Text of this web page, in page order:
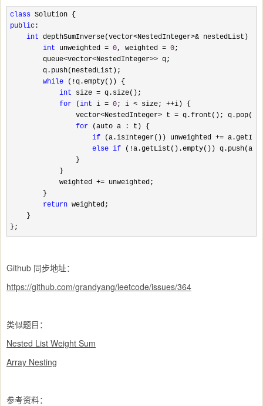
class
public :
int depthSumInverse(vector<NestedInteger>& nestedList) {
int unweighted = 0, weighted = 0;
        queue
<vector<NestedInteger>> q;
        q.push(nestedList);
while (!q.empty()) {
int size = q.size();
for (int i = 0; i < size; ++i) {
                vector
<NestedInteger> t = q.front(); q.pop();
for (auto a : t) {
if (a.isInteger()) unweighted +=
else if (!a.getList().empty())
                }
            }
            weighted
+= unweighted;
        }
return weighted;
    }
};
Github 同步地址：
https://github.com/grandyang/leetcode/issues/364
类似题目：
Nested List Weight Sum
Array Nesting
参考资料：